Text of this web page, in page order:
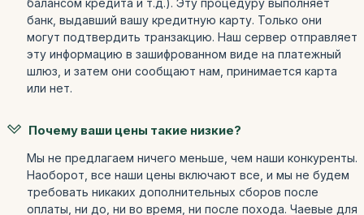
балансом кредита и т.д.). Эту процедуру выполняет
банк, выдавший вашу кредитную карту. Только они
могут подтвердить транзакцию. Наш сервер отправляет
эту информацию в зашифрованном виде на платежный
шлюз, и затем они сообщают нам, принимается карта
или нет.
Почему ваши цены такие низкие?
Мы не предлагаем ничего меньше, чем наши конкуренты.
Наоборот, все наши цены включают все, и мы не будем
требовать никаких дополнительных сборов после
оплаты, ни до, ни во время, ни после похода. Чаевые для